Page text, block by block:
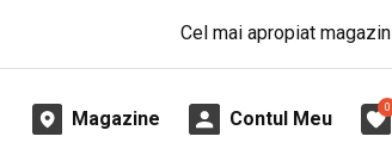
Cel mai apropiat magazin
Magazine Contul Meu
0